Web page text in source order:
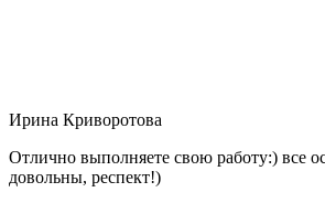
Ирина Криворотова
Отлично выполняете свою работу:) все
довольны, респект!)